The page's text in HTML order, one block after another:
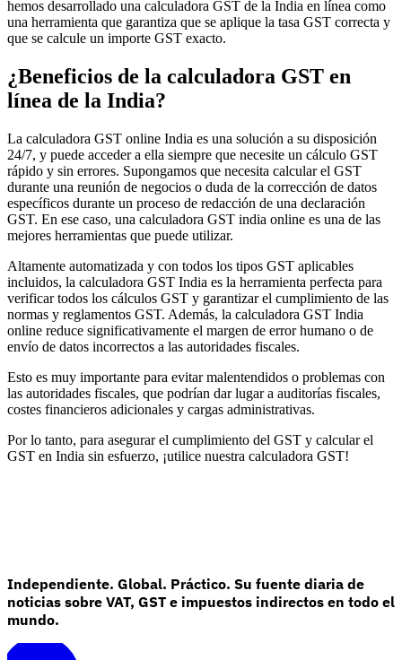
Todas las guíasEuropaAméricaAsia-PacíficoÁfrica
VAT para principiantes
Impuestos indirectos 101
Serie Experto Fiscal
Impuestos indirectos en el comercio electrónico
indirectos
Impuestos sobre el carbono y tasas medioambientales
hemos desarrollado una calculadora GST de la India en línea como
una herramienta que garantiza que se aplique la tasa GST correcta y
que se calcule un importe GST exacto.
¿Beneficios de la calculadora GST en
línea de la India?
La calculadora GST online India es una solución a su disposición
24/7, y puede acceder a ella siempre que necesite un cálculo GST
rápido y sin errores. Supongamos que necesita calcular el GST
durante una reunión de negocios o duda de la corrección de datos
específicos durante un proceso de redacción de una declaración
GST. En ese caso, una calculadora GST india online es una de las
mejores herramientas que puede utilizar.
Altamente automatizada y con todos los tipos GST aplicables
incluidos, la calculadora GST India es la herramienta perfecta para
verificar todos los cálculos GST y garantizar el cumplimiento de las
normas y reglamentos GST. Además, la calculadora GST India
online reduce significativamente el margen de error humano o de
envío de datos incorrectos a las autoridades fiscales.
Esto es muy importante para evitar malentendidos o problemas con
las autoridades fiscales, que podrían dar lugar a auditorías fiscales,
costes financieros adicionales y cargas administrativas.
Por lo tanto, para asegurar el cumplimiento del GST y calcular el
GST en India sin esfuerzo, ¡utilice nuestra calculadora GST!
Independiente. Global. Práctico. Su fuente diaria de
noticias sobre VAT, GST e impuestos indirectos en todo el
mundo.